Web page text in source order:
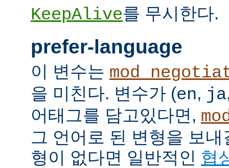
KeepAlive를 무시한다.
prefer-language
이 변수는
을 미친다. 변수가 (en, ja
어태그를 담고있다면,
그 언어로 된 변형을 보
형이 없다면 일반적인 협